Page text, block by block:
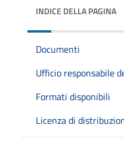
INDICE DELLA PAGINA
Documenti
Ufficio responsabile
Formati disponibili
Licenza di